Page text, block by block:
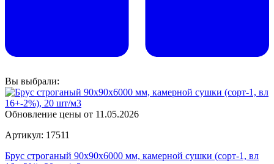
Вы выбрали:
Обновление цены от 11.05.2026
Артикул: 17511
Брус строганый 90х90х6000 мм, камерной сушки (сорт-1, вл